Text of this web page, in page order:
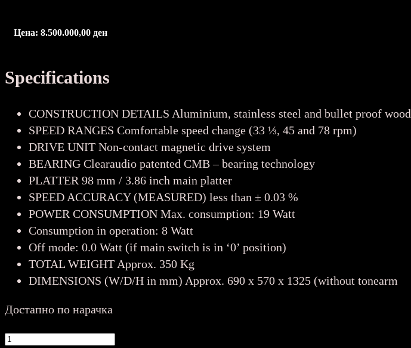
Цена: 8.500.000,00 ден
Specifications
CONSTRUCTION DETAILS Aluminium, stainless steel and bullet proof wood
SPEED RANGES Comfortable speed change (33 ⅓, 45 and 78 rpm)
DRIVE UNIT Non-contact magnetic drive system
BEARING Clearaudio patented CMB – bearing technology
PLATTER 98 mm / 3.86 inch main platter
SPEED ACCURACY (MEASURED) less than ± 0.03 %
POWER CONSUMPTION Max. consumption: 19 Watt
Consumption in operation: 8 Watt
Off mode: 0.0 Watt (if main switch is in ‘0’ position)
TOTAL WEIGHT Approx. 350 Kg
DIMENSIONS (W/D/H in mm) Approx. 690 x 570 x 1325 (without tonearm
Достапно по нарачка
Clear